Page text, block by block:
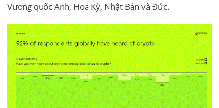
Vương quốc Anh, Hoa Kỳ, Nhật Bản và Đức.